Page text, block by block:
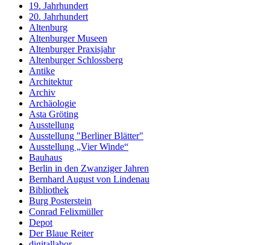
19. Jahrhundert
20. Jahrhundert
Altenburg
Altenburger Museen
Altenburger Praxisjahr
Altenburger Schlossberg
Antike
Architektur
Archiv
Archäologie
Asta Gröting
Ausstellung
Ausstellung "Berliner Blätter"
Ausstellung „Vier Winde“
Bauhaus
Berlin in den Zwanziger Jahren
Bernhard August von Lindenau
Bibliothek
Burg Posterstein
Conrad Felixmüller
Depot
Der Blaue Reiter